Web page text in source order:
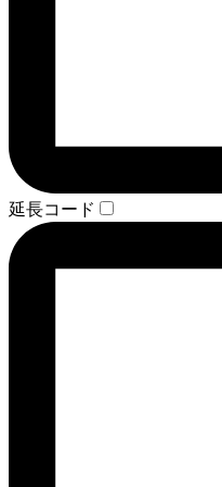
延長コード